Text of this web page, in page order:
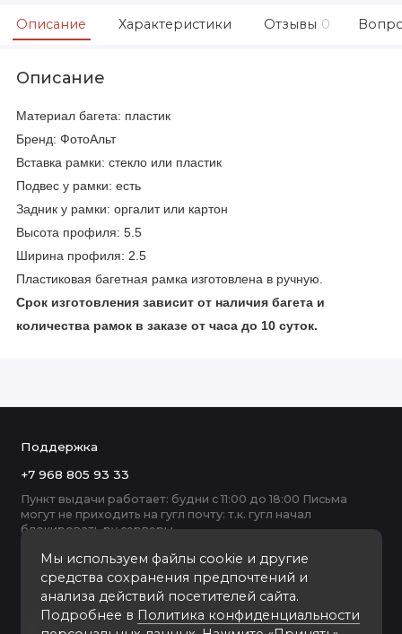
Описание Характеристики Отзывы 0
Описание
Материал багета: пластик
Бренд: ФотоАльт
Вставка рамки: стекло или пластик
Подвес у рамки: есть
Задник у рамки: оргалит или картон
Высота профиля: 5.5
Ширина профиля: 2.5
Пластиковая багетная рамка изготовлена в ручную.
Срок изготовления зависит от наличия багета и
количества рамок в заказе от часа до 10 суток.
Мы используем файлы cookie и другие
средства сохранения предпочтений и
анализа действий посетителей сайта.
Подробнее в Политика конфиденциальности
Поддержка
+7 968 805 93 33
Пункт выдачи работает: будни с 11:00 до 18:00 Письма
могут не приходить на гугл почту: т.к. гугл начал
блокировать ру серверы